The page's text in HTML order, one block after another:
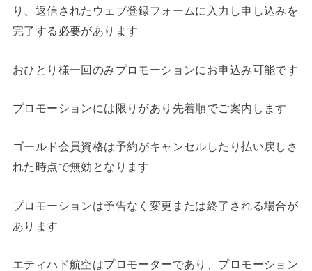
り、返信されたウェブ登録フォームに入力し申し込みを
完了する必要があります
おひとり様一回のみプロモーションにお申込み可能です
プロモーションには限りがあり先着順でご案内します
ゴールド会員資格は予約がキャンセルしたり払い戻しさ
れた時点で無効となります
プロモーションは予告なく変更または終了される場合が
あります
エティハド航空はプロモーターであり、プロモーション